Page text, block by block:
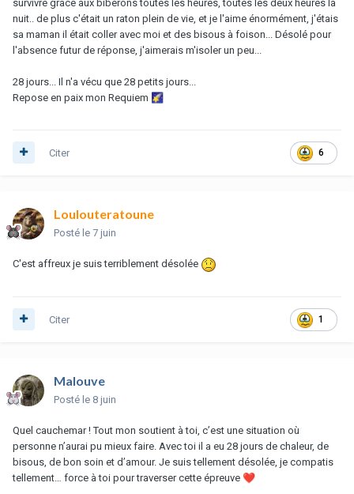
survivre grâce aux biberons toutes les heures, toutes les deux heures la
nuit.. de plus c'était un raton plein de vie, et je l'aime énormément, j'étais
sa maman il était coller avec moi et des bisous à foison... Désolé pour
l'absence futur de réponse, j'aimerais m'isoler un peu...
28 jours... Il n'a vécu que 28 petits jours...
Repose en paix mon Requiem 🌠
6
Citer
Loulouteratoune
Posté le 7 juin
C'est affreux je suis terriblement désolée
1
Citer
Malouve
Posté le 8 juin
Quel cauchemar ! Tout mon soutient à toi, c’est une situation où
personne n’aurai pu mieux faire. Avec toi il a eu 28 jours de chaleur, de
bisous, de bon soin et d’amour. Je suis tellement désolée, je compatis
tellement… force à toi pour traverser cette épreuve ❤️